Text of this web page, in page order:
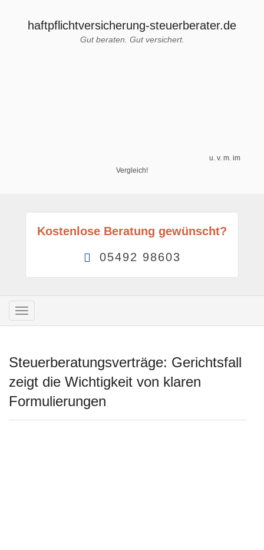
haftpflichtversicherung-steuerberater.de
Gut beraten. Gut versichert.
u. v. m. im
Vergleich!
Kostenlose Beratung gewünscht?
05492 98603
Navigation
umschalten
Steuerberatungsverträge: Gerichtsfall
zeigt die Wichtigkeit von klaren
Formulierungen